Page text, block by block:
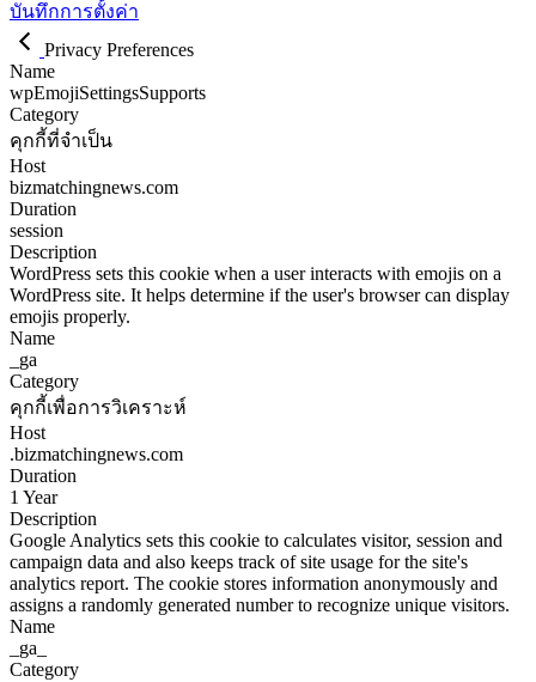
บันทึกการตั้งค่า
Privacy Preferences
Name
wpEmojiSettingsSupports
Category
คุกกี้ที่จำเป็น
Host
bizmatchingnews.com
Duration
session
Description
WordPress sets this cookie when a user interacts with emojis on a
WordPress site. It helps determine if the user's browser can display
emojis properly.
Name
_ga
Category
คุกกี้เพื่อการวิเคราะห์
Host
.bizmatchingnews.com
Duration
1 Year
Description
Google Analytics sets this cookie to calculates visitor, session and
campaign data and also keeps track of site usage for the site's
analytics report. The cookie stores information anonymously and
assigns a randomly generated number to recognize unique visitors.
Name
_ga_
Category